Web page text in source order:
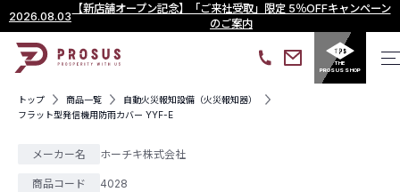
2026.08.03
【新店舗オープン記念】「ご来社受取」限定 5％OFFキャンペーン
のご案内
THE
PROSUS SHOP
トップ 商品一覧
自動火災報知設備（火災報知器）
フラット型発信機用防雨カバー YYF-E
メーカー名 ホーチキ株式会社
商品コード 4028